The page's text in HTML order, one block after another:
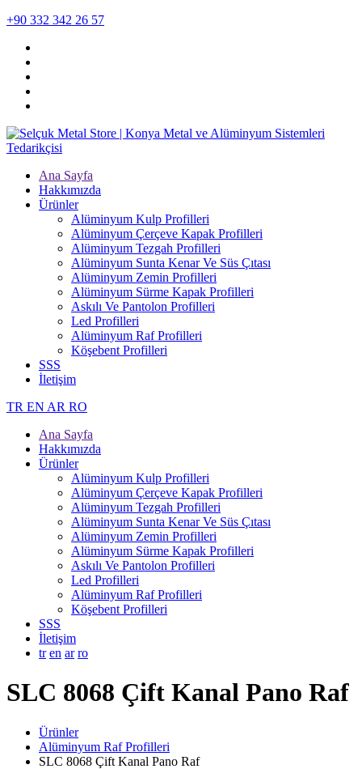
+90 332 342 26 57
Ana Sayfa
Hakkımızda
Ürünler
Alüminyum Kulp Profilleri
Alüminyum Çerçeve Kаpаk Profilleri
Alüminyum Tezgah Profilleri
Alüminyum Sunta Kenar Ve Süs Çıtası
Alüminyum Zemin Profilleri
Alüminyum Sürme Kapak Profilleri
Askılı Ve Pantolon Profilleri
Led Profilleri
Alüminyum Raf Profilleri
Köşebent Profilleri
SSS
İletişim
TR EN AR RO
Ana Sayfa
Hakkımızda
Ürünler
Alüminyum Kulp Profilleri
Alüminyum Çerçeve Kаpаk Profilleri
Alüminyum Tezgah Profilleri
Alüminyum Sunta Kenar Ve Süs Çıtası
Alüminyum Zemin Profilleri
Alüminyum Sürme Kapak Profilleri
Askılı Ve Pantolon Profilleri
Led Profilleri
Alüminyum Raf Profilleri
Köşebent Profilleri
SSS
İletişim
tr en ar ro
SLC 8068 Çift Kanal Pano Raf
Ürünler
Alüminyum Raf Profilleri
SLC 8068 Çift Kanal Pano Raf